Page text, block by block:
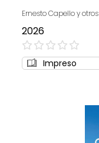
Ernesto Capello y otros
2026
0%
Impreso